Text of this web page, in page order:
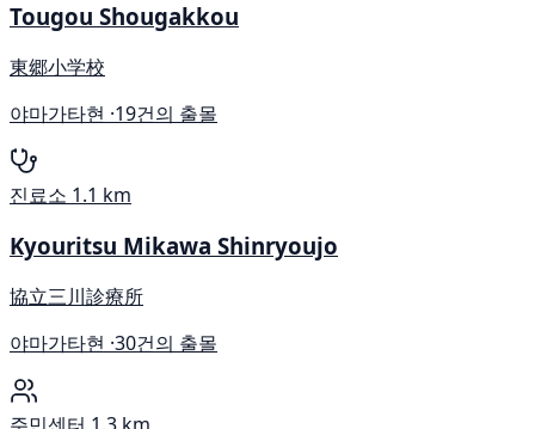
Tougou Shougakkou
東郷小学校
야마가타현 ·19건의 출몰
진료소 1.1 km
Kyouritsu Mikawa Shinryoujo
協立三川診療所
야마가타현 ·30건의 출몰